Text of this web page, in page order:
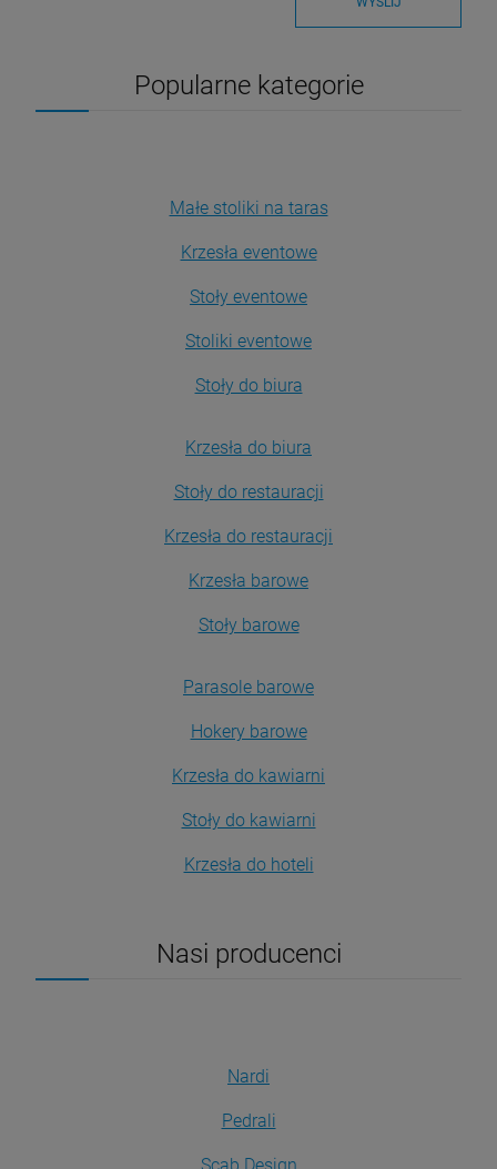
Popularne kategorie
Małe stoliki na taras
Krzesła eventowe
Stoły eventowe
Stoliki eventowe
Stoły do biura
Krzesła do biura
Stoły do restauracji
Krzesła do restauracji
Krzesła barowe
Stoły barowe
Parasole barowe
Hokery barowe
Krzesła do kawiarni
Stoły do kawiarni
Krzesła do hoteli
Nasi producenci
Nardi
Pedrali